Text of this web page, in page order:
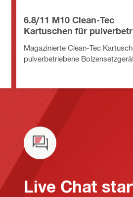
6.8/11 M10 Clean-Tec
Kartuschen für
Magazinierte Clean-Tec
pulverbetriebene
Live Chat